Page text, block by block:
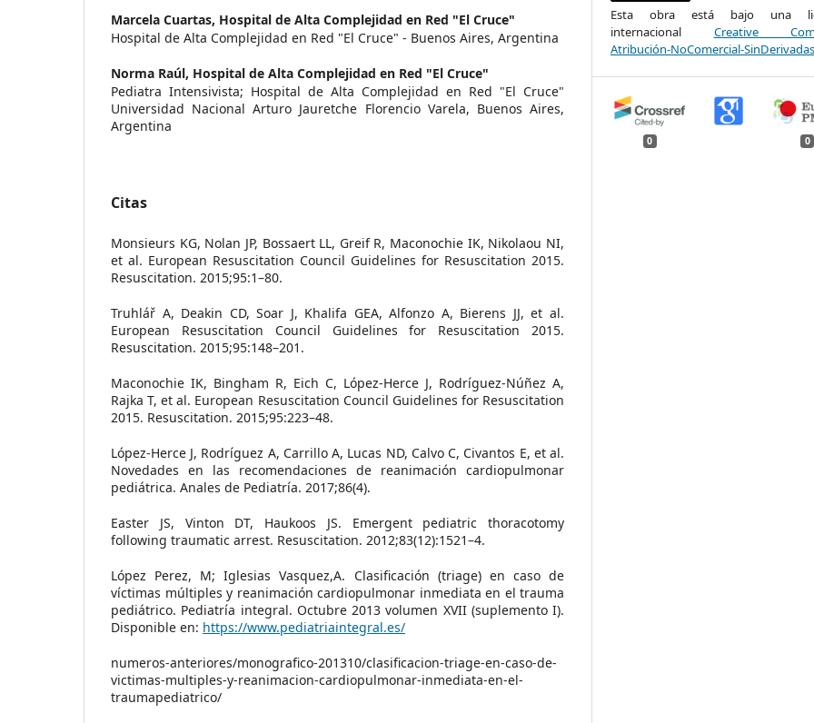
Marcela Cuartas, Hospital de Alta Complejidad en Red "El Cruce"
Hospital de Alta Complejidad en Red "El Cruce" - Buenos Aires, Argentina
Norma Raúl, Hospital de Alta Complejidad en Red "El Cruce"
Pediatra Intensivista; Hospital de Alta Complejidad en Red "El Cruce"
Universidad Nacional Arturo Jauretche Florencio Varela, Buenos Aires,
Argentina
Citas
Monsieurs KG, Nolan JP, Bossaert LL, Greif R, Maconochie IK, Nikolaou NI,
et al. European Resuscitation Council Guidelines for Resuscitation 2015.
Resuscitation. 2015;95:1–80.
Truhlář A, Deakin CD, Soar J, Khalifa GEA, Alfonzo A, Bierens JJ, et al.
European Resuscitation Council Guidelines for Resuscitation 2015.
Resuscitation. 2015;95:148–201.
Maconochie IK, Bingham R, Eich C, López-Herce J, Rodríguez-Núñez A,
Rajka T, et al. European Resuscitation Council Guidelines for Resuscitation
2015. Resuscitation. 2015;95:223–48.
López-Herce J, Rodríguez A, Carrillo A, Lucas ND, Calvo C, Civantos E, et al.
Novedades en las recomendaciones de reanimación cardiopulmonar
pediátrica. Anales de Pediatría. 2017;86(4).
Easter JS, Vinton DT, Haukoos JS. Emergent pediatric thoracotomy
following traumatic arrest. Resuscitation. 2012;83(12):1521–4.
López Perez, M; Iglesias Vasquez,A. Clasificación (triage) en caso de
víctimas múltiples y reanimación cardiopulmonar inmediata en el trauma
pediátrico. Pediatría integral. Octubre 2013 volumen XVII (suplemento I).
Disponible en: https://www.pediatriaintegral.es/
numeros-anteriores/monografico-201310/clasificacion-triage-en-caso-de-
victimas-multiples-y-reanimacion-cardiopulmonar-inmediata-en-el-
traumapediatrico/
Esta obra está bajo una
internacional Creative
Atribución-NoComercial-
0 0